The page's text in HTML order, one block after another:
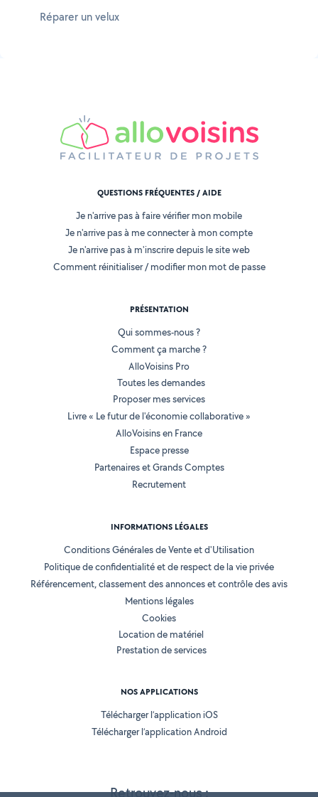
Réparer un velux
Retrouvez-nous :
QUESTIONS FRÉQUENTES / AIDE
Je n'arrive pas à faire vérifier mon mobile
Je n'arrive pas à me connecter à mon compte
Je n'arrive pas à m'inscrire depuis le site web
Comment réinitialiser / modifier mon mot de passe
PRÉSENTATION
Qui sommes-nous ?
Comment ça marche ?
AlloVoisins Pro
Toutes les demandes
Proposer mes services
Livre « Le futur de l'économie collaborative »
AlloVoisins en France
Espace presse
Partenaires et Grands Comptes
Recrutement
INFORMATIONS LÉGALES
Conditions Générales de Vente et d'Utilisation
Politique de confidentialité et de respect de la vie privée
Référencement, classement des annonces et contrôle des avis
Mentions légales
Cookies
Location de matériel
Prestation de services
NOS APPLICATIONS
Télécharger l’application iOS
Télécharger l’application Android